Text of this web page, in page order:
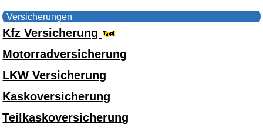
Versicherungen
Kfz Versicherung
Motorradversicherung
LKW Versicherung
Kaskoversicherung
Teilkaskoversicherung